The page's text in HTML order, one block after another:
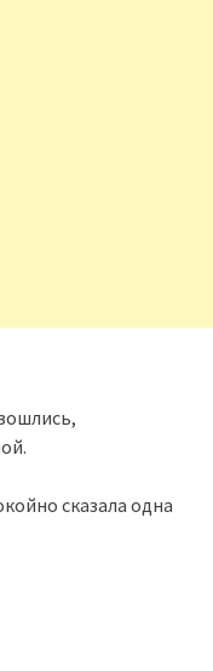
сказала одна